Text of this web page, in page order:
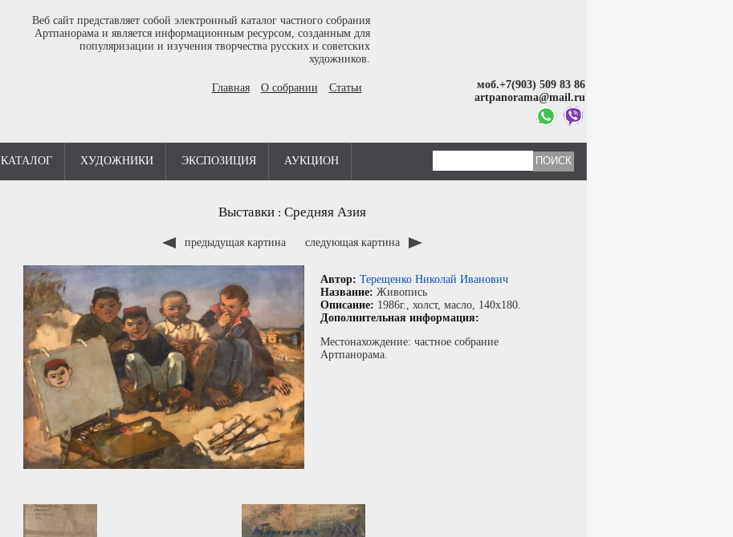
Веб сайт представляет собой электронный каталог частного собрания
Артпанорама и является информационным ресурсом, созданным для
популяризации и изучения творчества русских и советских
художников.
Главная О собрании Статьи
моб.+7(903) 509 83 86
artpanorama@mail.ru
КАТАЛОГ ХУДОЖНИКИ ЭКСПОЗИЦИЯ АУКЦИОН
Выставки: Средняя Азия
предыдущая картина следующая картина
Автор: Терещенко Николай Иванович
Название: Живопись
Описание: 1986г., холст, масло, 140x180.
Дополнительная информация:
Местонахождение: частное собрание
Артпанорама.